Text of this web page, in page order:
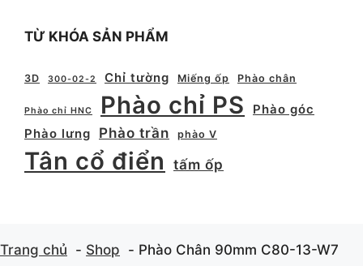
TỪ KHÓA SẢN PHẨM
3D 300-02-2 Chỉ tường Miếng ốp Phào chân
Phào chỉ HNC Phào chỉ PS
Phào góc
Phào lưng
Phào trần phào V
Tân cổ điển tấm ốp
Trang chủ Shop Phào Chân 90mm C80-13-W7